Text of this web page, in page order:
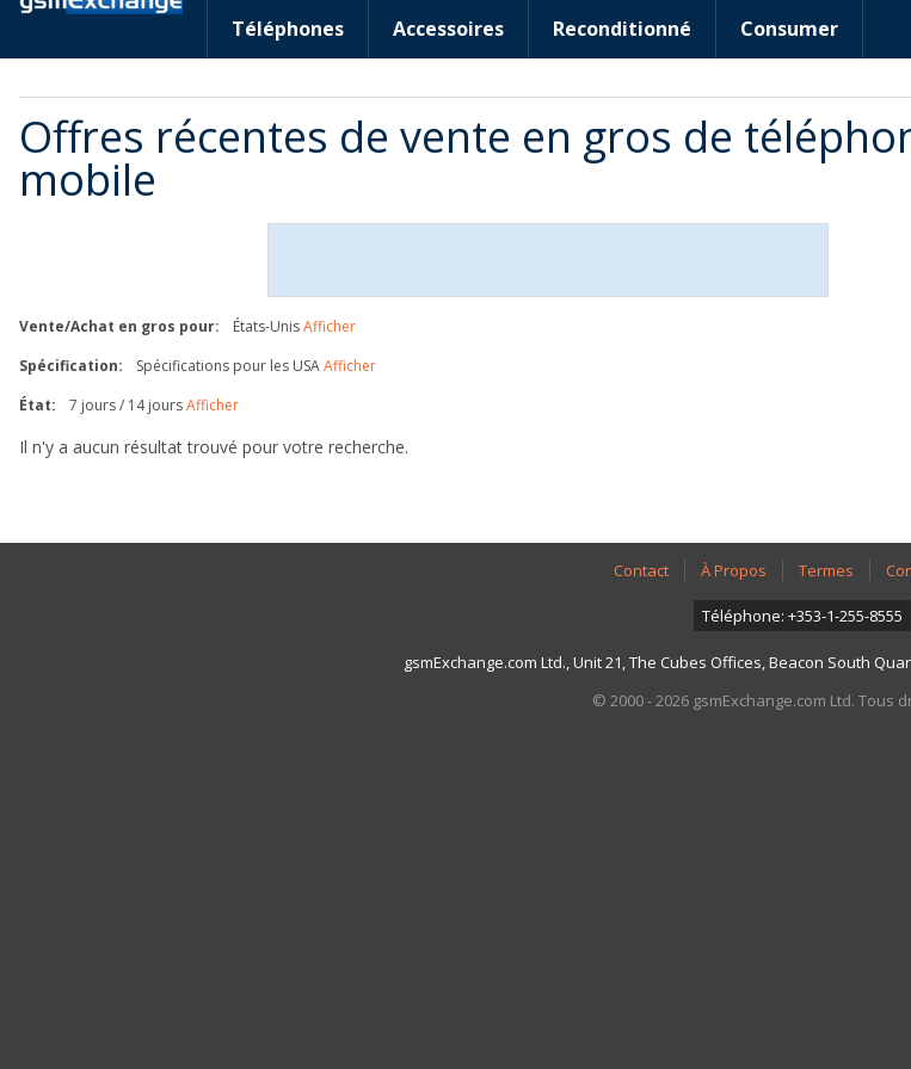
Téléphones Accessoires Reconditionné Consumer
Offres récentes de vente en gros de
mobile
Vente/Achat en gros pour: États-UnisAfficher
Spécification:
Spécifications pour les USAAfficher
État:
7 jours / 14 joursAfficher
Il n'y a aucun résultat trouvé pour votre recherche.
Contact À Propos Termes
Téléphone: +353-1-255-8555
gsmExchange.com Ltd., Unit 21, The Cubes Offices, Beacon South
© 2000 - 2026 gsmExchange.com Ltd. Tous